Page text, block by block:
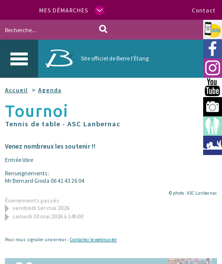
MES DÉMARCHES Contact
Site officiel de Berre l'Étang
Allo
Accueil Agenda
Tournoi
Tennis de table - ASC Lanbernac
Venez nombreux les soutenir !!
Entrée libre
Renseignements :
Mr Bernard Gioda 06 41 43 26 04
© photo : ASC Lanbernac
Évenements passés
vendredi 1er mai 2026
samedi 30 mai 2026 à 14h00
Pour nous signaler une erreur -Contactez le webmaster